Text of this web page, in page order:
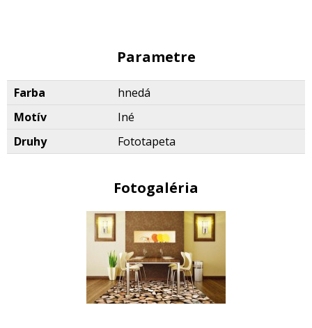
Parametre
Farba
hnedá
Motív
Iné
Druhy
Fototapeta
Fotogaléria